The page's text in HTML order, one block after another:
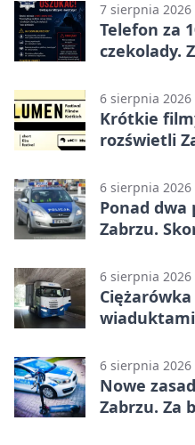
7 sierpnia 2026
Telefon za
czekolady.
6 sierpnia 2026
Krótkie
rozświetli
6 sierpnia 2026
Ponad
Zabrzu.
6 sierpnia 2026
6 sierpnia 2026
Nowe
Zabrzu. Za